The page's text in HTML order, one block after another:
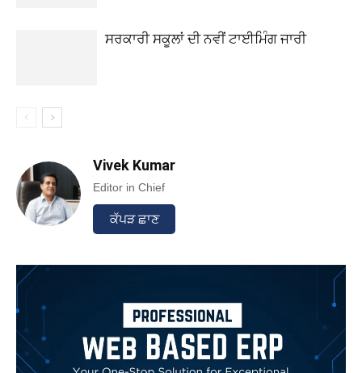
ਸਰਕਾਰੀ ਸਕੂਲਾਂ ਦੀ ਨਵੀਂ ਟਾਈਮਿੰਗ ਜਾਰੀ
Vivek Kumar
Editor in Chief
ਕੱਪੜ ਛਾਣ